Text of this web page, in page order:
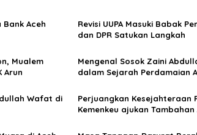
Bank Aceh
Revisi UUPA Masuki Babak
dan DPR Satukan Langkah
Mualem
Arun
Mengenal Sosok Zaini
dalam Sejarah Perdamaian
Wafat di
Perjuangkan Kesejahteraan
Kemenkeu ajukan
[FOTO]
di Bandar